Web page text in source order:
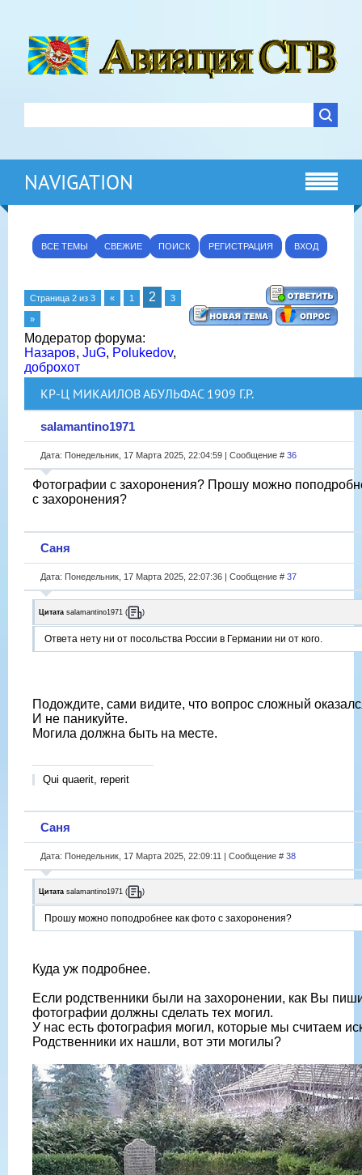
NAVIGATION
ВСЕ ТЕМЫ СВЕЖИЕ ПОИСК РЕГИСТРАЦИЯ ВХОД
Страница 2 из 3 « 1 2 3
»
Модератор форума:
Назаров, JuG, Polukedov,
доброхот
КР-Ц МИКАИЛОВ АБУЛЬФАС 1909 Г.Р.
salamantino1971
Дата: Понедельник, 17 Марта 2025, 22:04:59 | Сообщение # 36
Фотографии с захоронения? Прошу можно
с захоронения?
Саня
Дата: Понедельник, 17 Марта 2025, 22:07:36 | Сообщение # 37
Цитата salamantino1971 ( )
Ответа нету ни от посольства России в Германии ни от кого.
Подождите, сами видите, что вопрос сложный
И не паникуйте.
Могила должна быть на месте.
Qui quaerit, reperit
Саня
Дата: Понедельник, 17 Марта 2025, 22:09:11 | Сообщение # 38
Цитата salamantino1971 ( )
Прошу можно поподробнее как фото с захоронения?
Куда уж подробнее.
Если родственники были на захоронении, как Вы
фотографии должны сделать тех могил.
У нас есть фотография могил, которые мы считаем
Родственники их нашли, вот эти могилы?